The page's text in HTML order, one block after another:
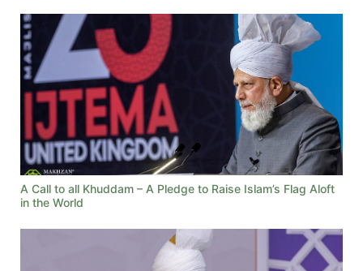
A Call to all Khuddam – A Pledge to Raise Islam’s Flag Aloft
in the World